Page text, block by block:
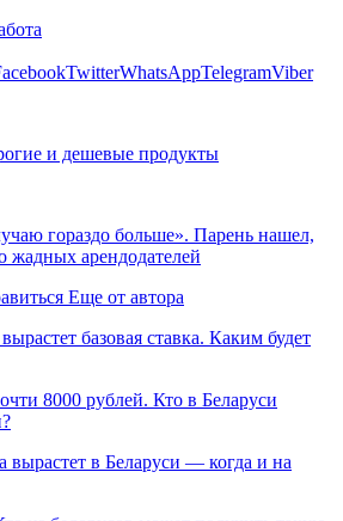
TwitterWhatsAppTelegramViber
и дешевые продукты
гораздо больше». Парень нашел,
жадных арендодателей
Еще от автора
базовая ставка. Каким будет
8000 рублей. Кто в Беларуси
вырастет в Беларуси — когда и на